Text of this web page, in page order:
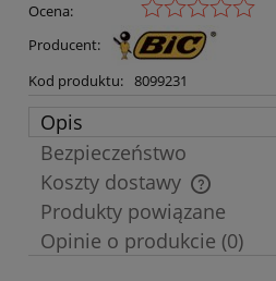
Ocena:
Producent:
Kod produktu: 8099231
Opis
Bezpieczeństwo
Koszty dostawy
Cena nie zawiera ewentualnych
Produkty powiązane
Opinie o produkcie (0)